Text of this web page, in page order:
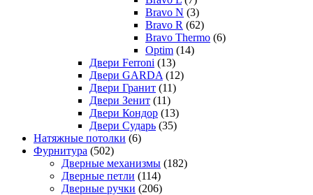
Bravo N (3)
Bravo R (62)
Bravo Thermo (6)
Optim (14)
Двери Ferroni (13)
Двери GARDA (12)
Двери Гранит (11)
Двери Зенит (11)
Двери Кондор (13)
Двери Сударь (35)
Натяжные потолки (6)
Фурнитура (502)
Дверные механизмы (182)
Дверные петли (114)
Дверные ручки (206)